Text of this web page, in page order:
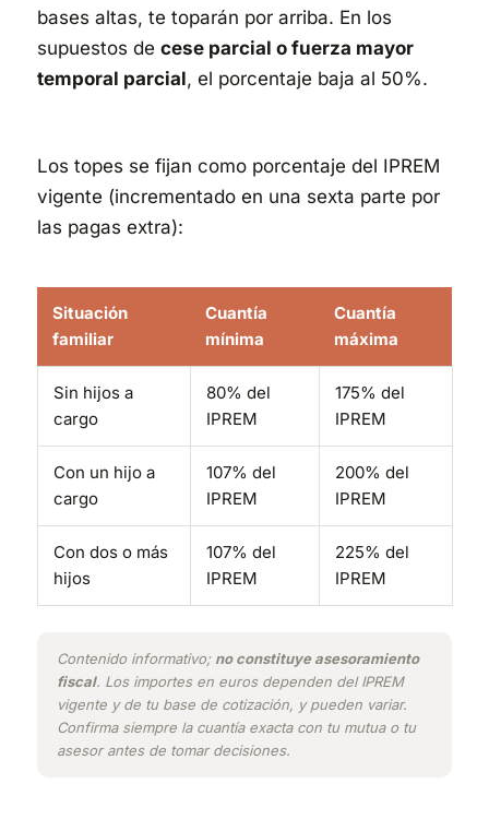
bases altas, te toparán por arriba. En los
supuestos de cese parcial o fuerza mayor
temporal parcial, el porcentaje baja al 50%.
Los topes se fijan como porcentaje del IPREM
vigente (incrementado en una sexta parte por
las pagas extra):
Situación
familiar
Cuantía
mínima
Cuantía
máxima
Sin hijos a
cargo
80% del
IPREM
175% del
IPREM
Con un hijo a
cargo
107% del
IPREM
200% del
IPREM
Con dos o más
hijos
107% del
IPREM
225% del
IPREM
Contenido informativo; no constituye asesoramiento
fiscal. Los importes en euros dependen del IPREM
vigente y de tu base de cotización, y pueden variar.
Confirma siempre la cuantía exacta con tu mutua o tu
asesor antes de tomar decisiones.